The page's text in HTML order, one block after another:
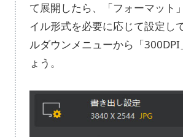
て展開したら、「フォーマット
イル形式を必要に応じて設定し
ルダウンメニューから「
ょう。